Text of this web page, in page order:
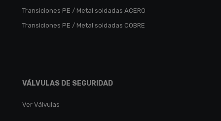
Transiciones PE / Metal soldadas ACERO
Transiciones PE / Metal soldadas COBRE
VÁLVULAS DE SEGURIDAD
Ver Válvulas